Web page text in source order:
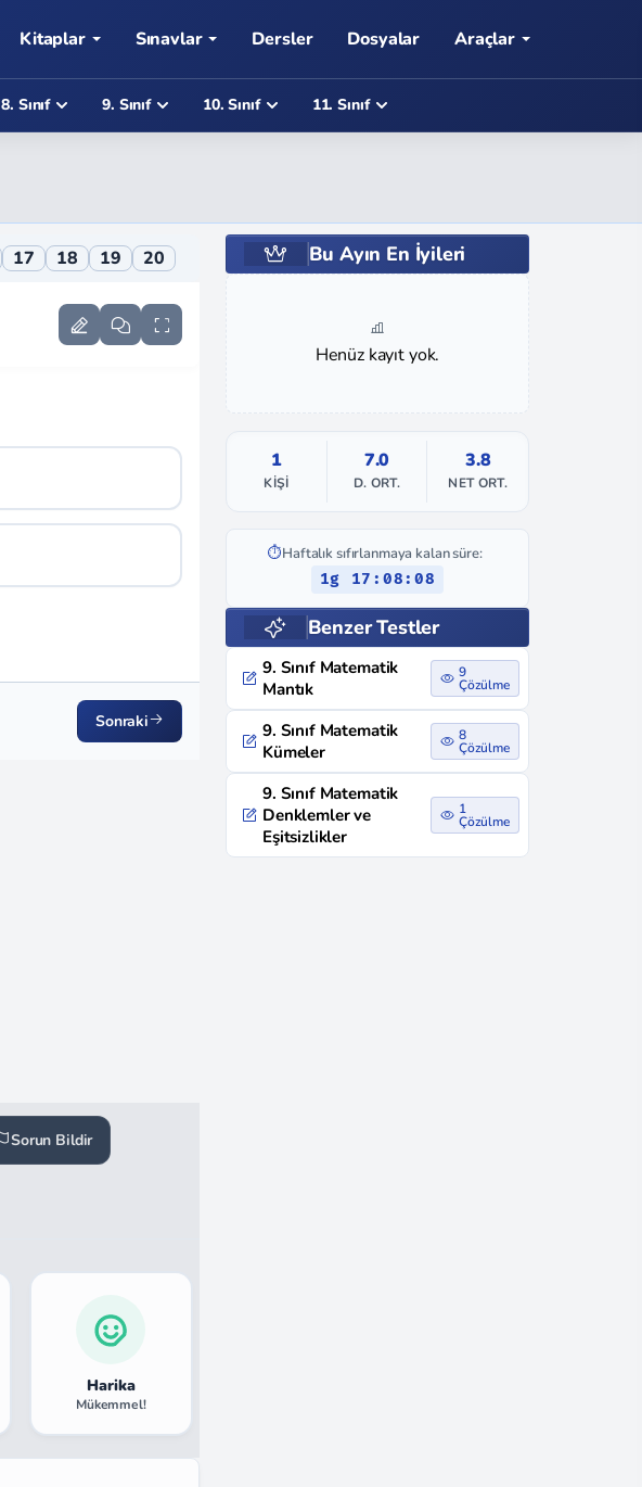
Kitaplar Sınavlar Dersler Dosyalar Araçlar
8. Sınıf 9. Sınıf 10. Sınıf 11. Sınıf
17 18 19 20
Sonraki
Sorun Bildir
Harika
Mükemmel!
Bu Ayın En İyileri
Henüz kayıt yok.
1
KIŞI
7.0
D. ORT.
3.8
NET ORT.
⏱️Haftalık sıfırlanmaya kalan süre:
1g 17:08:07
Benzer Testler
9. Sınıf Matematik
Mantık
9
Çözülme
9. Sınıf Matematik
Kümeler
8
Çözülme
9. Sınıf Matematik
Denklemler ve
Eşitsizlikler
1
Çözülme